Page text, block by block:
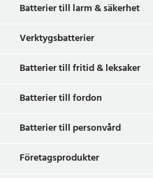
Batterier till larm & säkerhet
Verktygsbatterier
Batterier till fritid & leksaker
Batterier till fordon
Batterier till personvård
Företagsprodukter